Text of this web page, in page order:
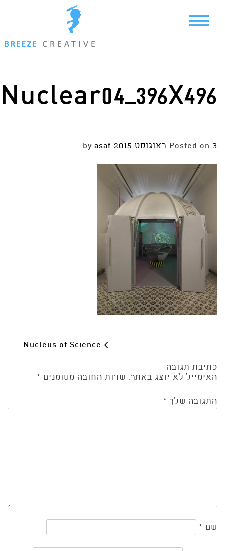
Nuclear04_396X496
Posted on 3 באוגוסט 2015 asaf
navigation
←
כתיבת תגובה
האימייל לא יוצג באתר. שדות החובה מסומנים *
התגובה שלך *
שם *